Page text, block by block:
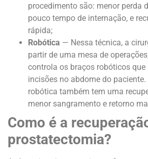
procedimento são: menor perda
pouco tempo de internação, e
rápida;
Robótica — Nessa técnica, a
partir de uma mesa de
controla os braços robóticos
incisões no abdome do
robótica também tem uma
menor sangramento e retorno
Como é a
prostatectomia?